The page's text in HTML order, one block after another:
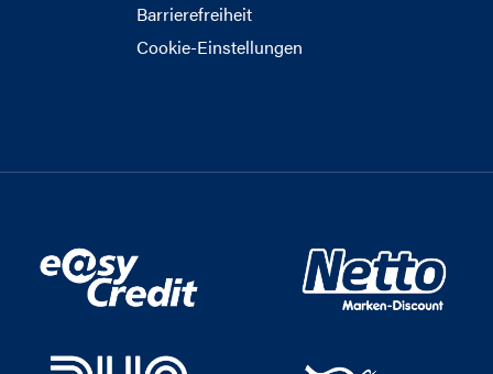
Barrierefreiheit
Cookie-Einstellungen